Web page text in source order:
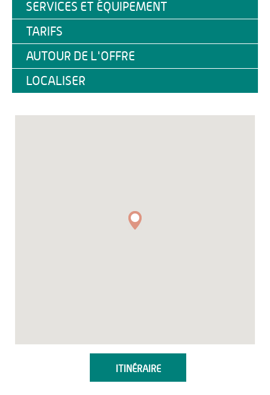
SERVICES ET ÉQUIPEMENT
TARIFS
AUTOUR DE L'OFFRE
LOCALISER
ITINÉRAIRE